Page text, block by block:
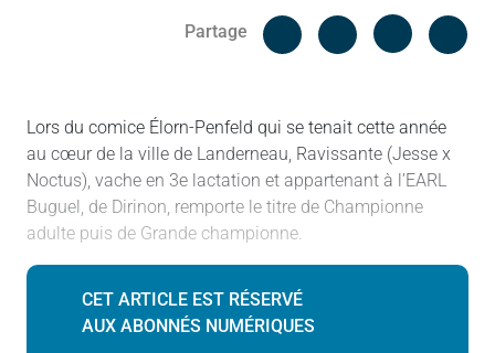
Partage
Facebook
Lors du comice Élorn-Penfeld qui se tenait cette année
au cœur de la ville de Landerneau, Ravissante (Jesse x
Noctus), vache en 3e lactation et appartenant à l’EARL
Buguel, de Dirinon, remporte le titre de Championne
adulte puis de Grande championne.
CET ARTICLE EST RÉSERVÉ
AUX ABONNÉS NUMÉRIQUES